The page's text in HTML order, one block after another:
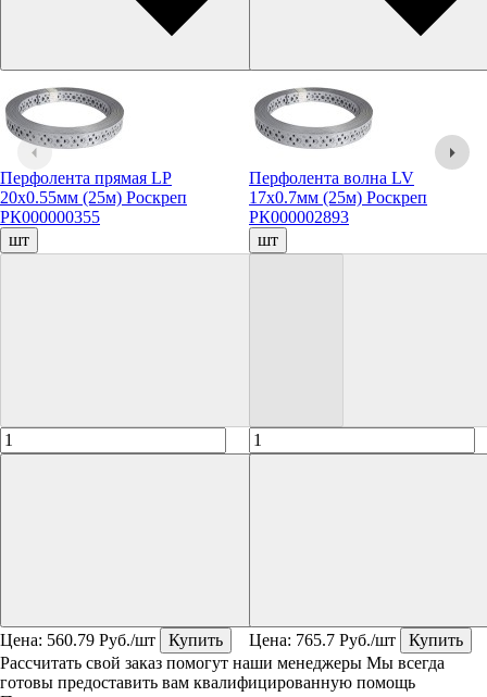
Перфолента прямая LP
20х0.55мм (25м) Роскреп
РК000000355
шт
Цена: 560.79 Руб./шт Купить
Перфолента волна LV
17х0.7мм (25м) Роскреп
РК000002893
шт
Цена: 765.7 Руб./шт
Купить
Рассчитать свой заказ помогут наши менеджеры Мы всегда
готовы предоставить вам квалифицированную помощь